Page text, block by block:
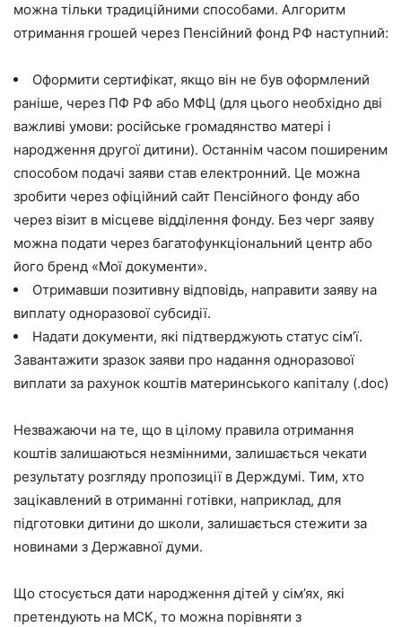
можна тільки традиційними способами. Алгоритм
отримання грошей через Пенсійний фонд РФ наступний:
Оформити сертифікат, якщо він не був оформлений
раніше, через ПФ РФ або МФЦ (для цього необхідно дві
важливі умови: російське громадянство матері і
народження другої дитини). Останнім часом поширеним
способом подачі заяви став електронний. Це можна
зробити через офіційний сайт Пенсійного фонду або
через візит в місцеве відділення фонду. Без черг заяву
можна подати через багатофункціональний центр або
його бренд «Мої документи».
Отримавши позитивну відповідь, направити заяву на
виплату одноразової субсидії.
Надати документи, які підтверджують статус сім’ї.
Завантажити зразок заяви про надання одноразової
виплати за рахунок коштів материнського капіталу (.doc)
Незважаючи на те, що в цілому правила отримання
коштів залишаються незмінними, залишається чекати
результату розгляду пропозиції в Держдумі. Тим, хто
зацікавлений в отриманні готівки, наприклад, для
підготовки дитини до школи, залишається стежити за
новинами з Державної думи.
Що стосується дати народження дітей у сім’ях, які
претендують на МСК, то можна порівняти з